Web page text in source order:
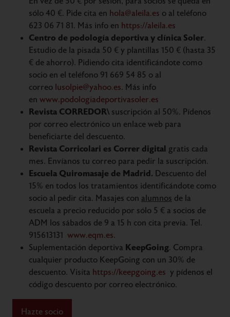
sólo 40 €. Pide cita en hola@aleila.es o al teléfono
623 06 71 81. Más info en https://aleila.es
Centro de podología deportiva y clínica Soler.
Estudio de la pisada 50 € y plantillas 150 € (hasta 35
€ de ahorro). Pidiendo cita identificándote como
socio en el teléfono 91 669 54 85 o al
correo lusolpie@yahoo.es. Más info
en www.podologiadeportivasoler.es
Revista CORREDOR\ suscripción al 50%. Pídenos
por correo electrónico un enlace web para
beneficiarte del descuento.
Revista Corricolari es Correr digital gratis cada
mes. Envíanos tu correo para pedir la suscripción.
Escuela Quiromasaje de Madrid. Descuento del
15% en todos los tratamientos identificándote como
socio al pedir cita. Masajes con alumnos de la
escuela a precio reducido por sólo 5 € a socios de
ADM los sábados de 9 a 15 h con cita previa. Tel.
915613131 www.eqm.es.
Suplementación deportiva KeepGoing. Compra
cualquier producto KeepGoing con un 30% de
descuento. Visita https://keepgoing.es y pídenos el
código descuento por correo electrónico.
Hazte socio